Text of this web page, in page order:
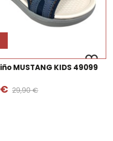
MUSTANG KIDS 49099
29,90 €